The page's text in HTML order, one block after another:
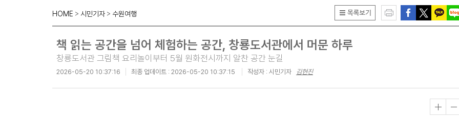
HOME > 시민기자 > 수원여행
책 읽는 공간을 넘어 체험하는 공간, 창룡도서관에서 머문 하루
창룡도서관 그림책 요리놀이부터 5월 원화전시까지 알찬 공간 눈길
2026-05-20 10:37:16 최종 업데이트 : 2026-05-20 10:37:15 작성자 : 시민기자 김현진